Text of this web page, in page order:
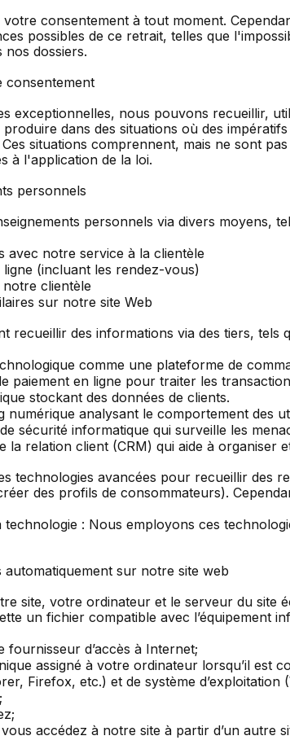
consentement à tout moment.
possibles de ce retrait, telles que
nos dossiers.
consentement
exceptionnelles, nous pouvons recueillir,
dans des situations où des
situations comprennent, mais ne sont
à l'application de la loi.
personnels
personnels via divers moyens,
avec notre service à la clientèle
(incluant les rendez-vous)
clientèle
sur notre site Web
recueillir des informations via des tiers, tels
comme une plateforme de
paiement en ligne pour traiter les
stockant des données de clients.
numérique analysant le comportement des
sécurité informatique qui surveille les
la relation client (CRM) qui aide à organiser
technologies avancées pour recueillir des
des profils de consommateurs).
technologie : Nous employons ces
sur notre site web
site, votre ordinateur et le serveur du site
un fichier compatible avec l’équipement
fournisseur d’accès à Internet;
assigné à votre ordinateur lorsqu’il est
Firefox, etc.) et de système d’exploitation
accédez à notre site à partir d’un autre